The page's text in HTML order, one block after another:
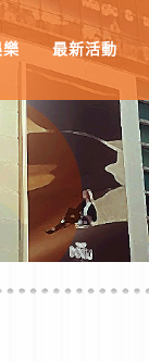
樂 最新活動